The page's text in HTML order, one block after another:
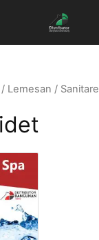
/ Lemesan / Sanitare